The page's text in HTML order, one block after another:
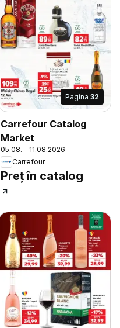
Pagina 32
Carrefour Catalog
Market
05.08. - 11.08.2026
Carrefour
Preț în catalog